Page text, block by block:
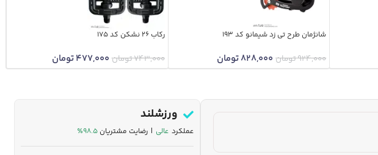
شانژمان طرح تی زد شیمانو کد 193
924,000تومان 828,000تومان
رکاب 26 نشکن کد 175
743,000تومان 477,000تومان
ورزشلند
عملکردعالی | رضایت مشتریان۹۸.۵٪